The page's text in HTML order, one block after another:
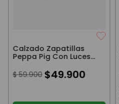
Calzado Zapatillas
Peppa Pig Con Luces
Footy
$ 59.900 $49.900